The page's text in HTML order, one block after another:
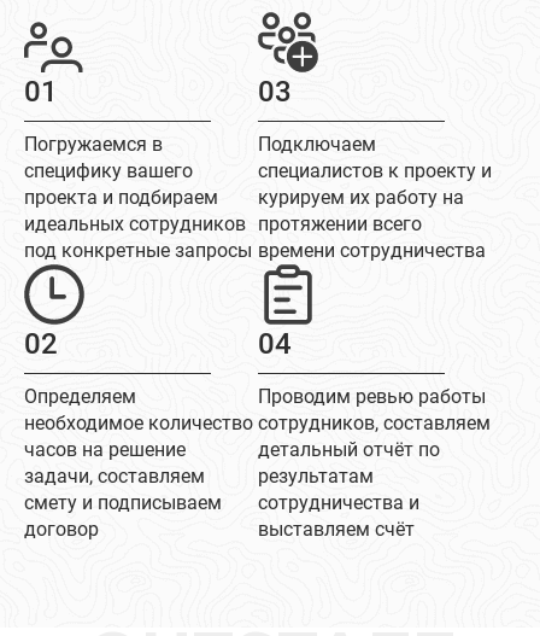
01
Погружаемся в
специфику вашего
проекта и подбираем
идеальных сотрудников
под конкретные запросы
03
Подключаем
специалистов к проекту и
курируем их работу на
протяжении всего
времени сотрудничества
02
Определяем
необходимое количество
часов на решение
задачи, составляем
смету и подписываем
договор
04
Проводим ревью работы
сотрудников, составляем
детальный отчёт по
результатам
сотрудничества и
выставляем счёт